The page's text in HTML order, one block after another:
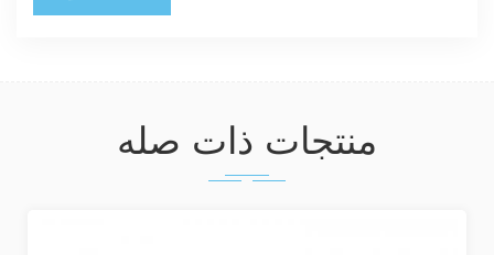
منتجات ذات صله